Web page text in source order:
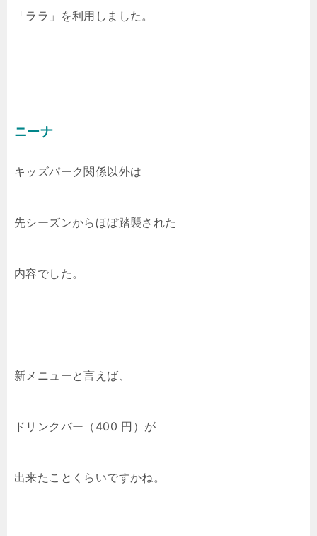
「ララ」を利用しました。
ニーナ
キッズパーク関係以外は
先シーズンからほぼ踏襲された
内容でした。
新メニューと言えば、
ドリンクバー（400 円）が
出来たことくらいですかね。